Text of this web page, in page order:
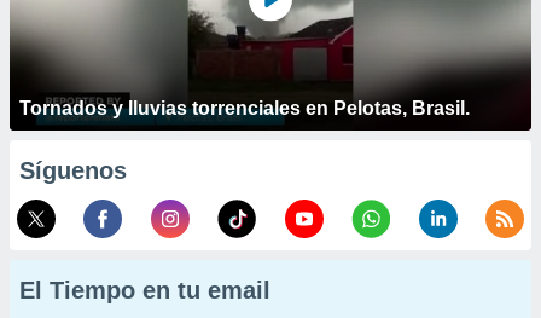
Tornados y lluvias torrenciales en Pelotas, Brasil.
Síguenos
El Tiempo en tu email